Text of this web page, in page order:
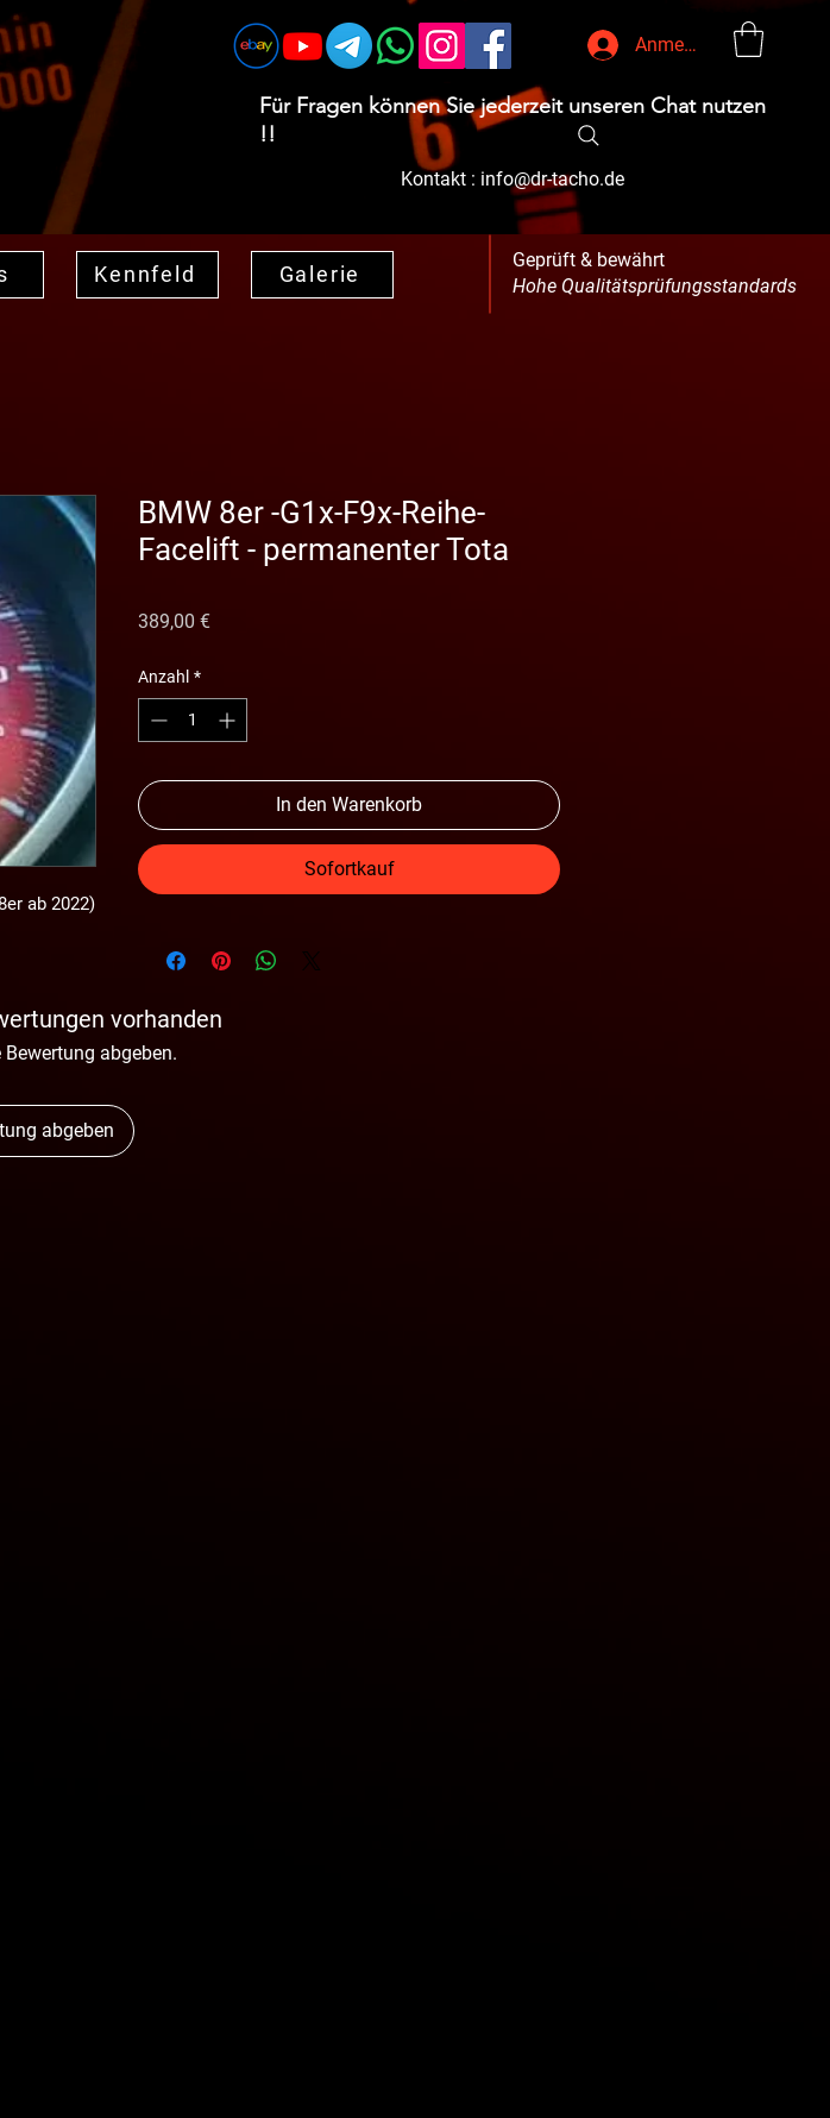
Anmelden
Für Fragen können Sie jederzeit unseren Chat nutzen
!!
Kontakt : info@dr-tacho.de
Kennfeld Galerie
Geprüft & bewährt
Hohe Qualitätsprüfungsstandards
ab 2022)
BMW 8er -G1x-F9x-Reihe-
Facelift - permanenter Tota
389,00 €Preis
Anzahl *
In den Warenkorb
Sofortkauf
vorhanden
abgeben.
abgeben